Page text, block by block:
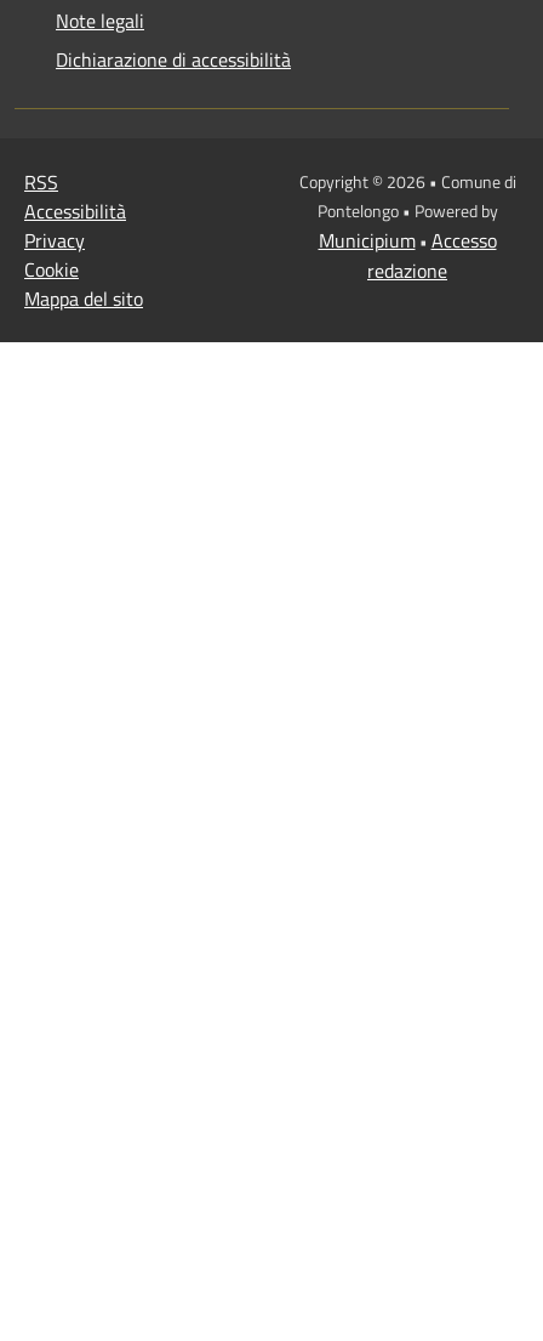
Note legali
Dichiarazione di accessibilità
RSS
Accessibilità
Privacy
Cookie
Mappa del sito
Copyright © 2026 • Comune di
Pontelongo • Powered by
Municipium• Accesso
redazione